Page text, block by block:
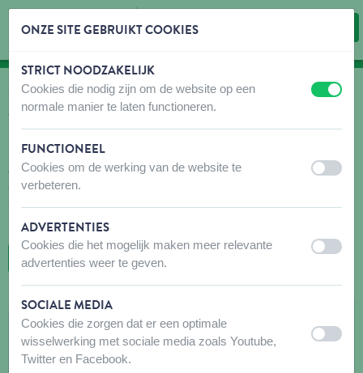
Inhoud overslaan
Taalkeuze overslaan
WAAR KOPEN
Vind snel en gemakkelijk verkooppunten voor onze
Aarzel niet om voor uw bezoek contact op te nemen met de
aanbevolen winkel(s) om er zeker van te zijn dat de producten die
niet om hen te vragen het gewenste product te bestellen.
TERUG NAAR DE KAART
ANIMA BONSECOURS
Rue Emile Baijot (B.S) 11/1
7600 PERUWELZ
ONZE SITE GEBRUIKT COOKIES
STRICT NOODZAKELIJK
Cookies die nodig zijn om de website op een
normale manier te laten functioneren.
uit aan
FUNCTIONEEL
Cookies om de werking van de website te
verbeteren.
uit aan
ADVERTENTIES
Cookies die het mogelijk maken meer relevante
advertenties weer te geven.
uit aan
SOCIALE MEDIA
Cookies die zorgen dat er een optimale
wisselwerking met sociale media zoals Youtube,
Twitter en Facebook.
uit aan